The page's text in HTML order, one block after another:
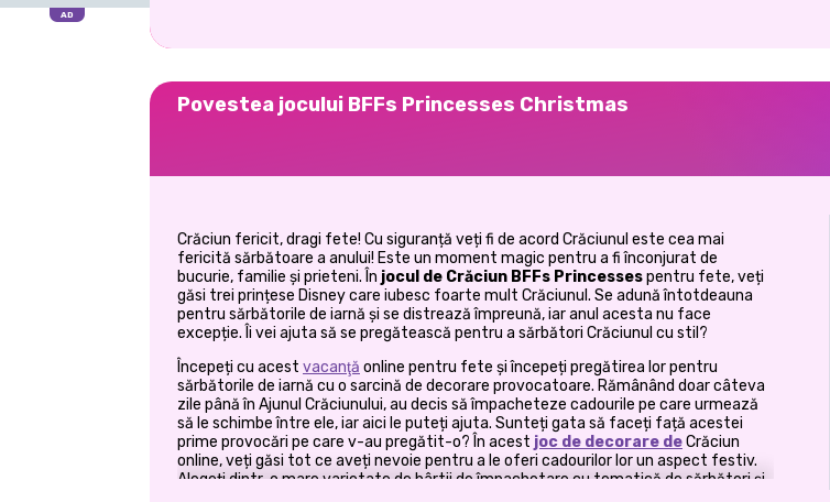
Povestea jocului BFFs Princesses Christmas
Crăciun fericit, dragi fete! Cu siguranță veți fi de acord Crăciunul este cea mai
fericită sărbătoare a anului! Este un moment magic pentru a fi înconjurat de
bucurie, familie și prieteni. În jocul de Crăciun BFFs Princessespentru fete, veți
găsi trei prințese Disney care iubesc foarte mult Crăciunul. Se adună întotdeauna
pentru sărbătorile de iarnă și se distrează împreună, iar anul acesta nu face
excepție. Îi vei ajuta să se pregătească pentru a sărbători Crăciunul cu stil?
Începeți cu acest vacanţă online pentru fete și începeți pregătirea lor pentru
sărbătorile de iarnă cu o sarcină de decorare provocatoare. Rămânând doar câteva
zile până în Ajunul Crăciunului, au decis să împacheteze cadourile pe care urmează
să le schimbe între ele, iar aici le puteți ajuta. Sunteți gata să faceți față acestei
prime provocări pe care v-au pregătit-o? În acest joc de decorare deCrăciun
online, veți găsi tot ce aveți nevoie pentru a le oferi cadourilor lor un aspect festiv.
Alegeți dintr-o mare varietate de hârtii de împachetare cu tematică de sărbători și